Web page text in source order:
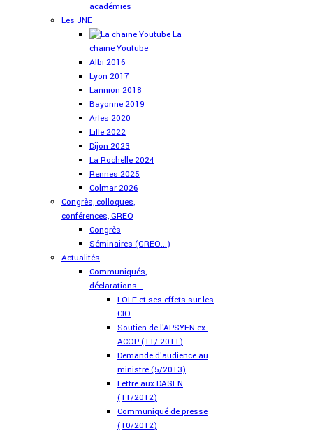
académies
Les JNE
La
chaine Youtube
Albi 2016
Lyon 2017
Lannion 2018
Bayonne 2019
Arles 2020
Lille 2022
Dijon 2023
La Rochelle 2024
Rennes 2025
Colmar 2026
Congrès, colloques,
conférences, GREO
Congrès
Séminaires (GREO...)
Actualités
Communiqués,
déclarations...
LOLF et ses effets sur les
CIO
Soutien de l'APSYEN ex-
ACOP (11/ 2011)
Demande d'audience au
ministre (5/2013)
Lettre aux DASEN
(11/2012)
Communiqué de presse
(10/2012)